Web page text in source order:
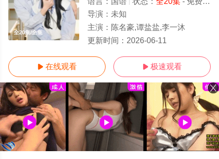
全20集/全集
导演： 未知
主演： 陈名豪,谭盐盐,李一沐
更新时间： 2026-06-11
 在线观看  极速观看